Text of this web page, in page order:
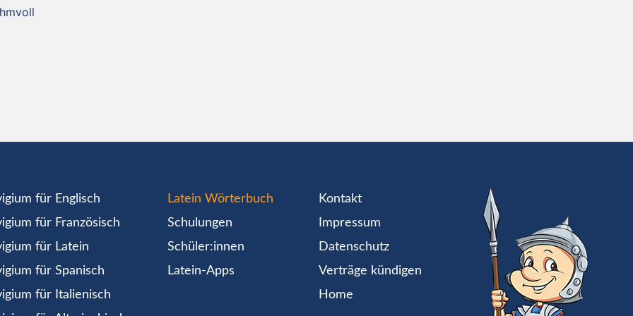
für Englisch
für Französisch
für Latein
für Spanisch
für Italienisch
Latein Wörterbuch
Schulungen
Schüler:innen
Latein-Apps
Kontakt
Impressum
Datenschutz
Verträge kündigen
Home